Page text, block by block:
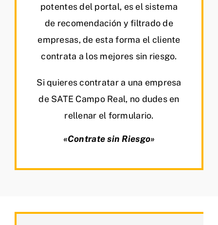
potentes del portal, es el sistema
de recomendación y filtrado de
empresas, de esta forma el cliente
contrata a los mejores sin riesgo.
Si quieres contratar a una empresa
de SATE Campo Real, no dudes en
rellenar el formulario.
«Contrate sin Riesgo»